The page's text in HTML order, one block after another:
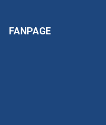
FANPAGE